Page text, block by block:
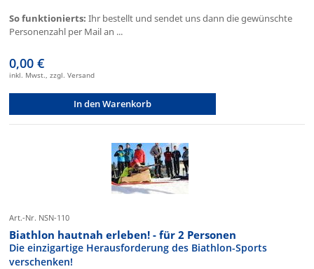
So funktionierts: Ihr bestellt und sendet uns dann die gewünschte
Personenzahl per Mail an ...
0,00 €
inkl. Mwst., zzgl. Versand
In den Warenkorb
Art.-Nr. NSN-110
Biathlon hautnah erleben! - für 2 Personen
Die einzigartige Herausforderung des Biathlon-Sports
verschenken!